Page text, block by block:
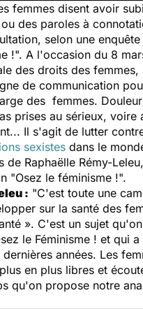
femmes disent avoir
des paroles à
selon une
!". A l'occasion du 8
des droits des
de communication
des femmes.
prises au sérieux, voire
Il s'agit de lutter
sexistes dans le
de Raphaëlle Rémy-
"Osez le féminisme !".
: "C'est toute une
sur la santé des
». C'est un sujet
le Féminisme ! et qui
années. Les
en plus libres et
qu'on propose notre